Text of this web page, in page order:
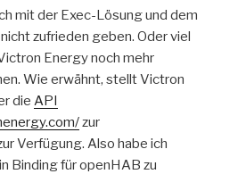
mit der Exec-Lösung und dem
zufrieden geben. Oder viel
Energy noch mehr
Wie erwähnt, stellt Victron
die API
zur
Verfügung. Also habe ich
Binding für openHAB zu